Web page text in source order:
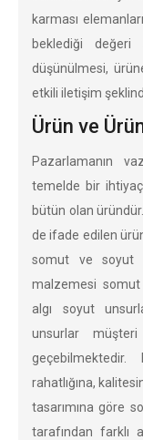
karması
beklediği değeri
düşünülmesi,
etkili iletişim
Ürün ve
Pazarlamanın
temelde bir
bütün olan
de ifade edilen
somut ve soyut
malzemesi somut
algı soyut
unsurlar
rahatlığına,
tasarımına göre
tarafından farklı